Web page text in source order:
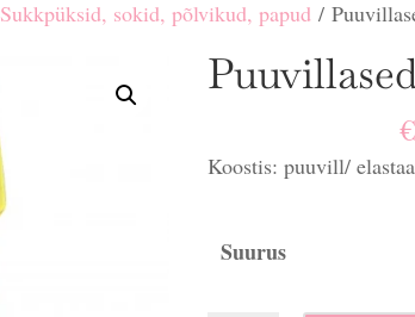
Sukkpüksid, sokid, põlvikud, papud /
€
Koostis: puuvill/
Suurus